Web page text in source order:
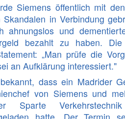
Siemens öffentlich mit
in Verbindung
ahnungslos und
bezahlt zu haben.
„Man prüfe die
an Aufklärung interessiert."
dass ein Madrider
von Siemens und
Sparte
hatte. Der Termin